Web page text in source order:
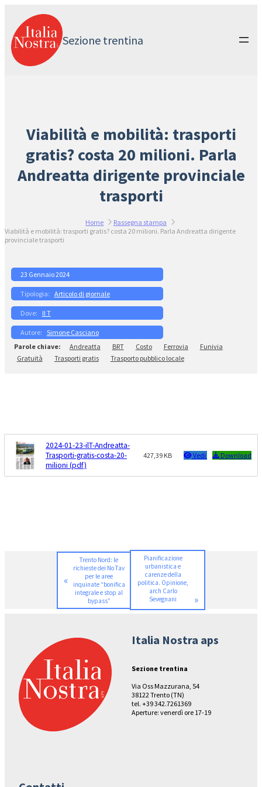
contenuto
Sezione trentina
Viabilità e mobilità: trasporti
gratis? costa 20 milioni. Parla
Andreatta dirigente provinciale
trasporti
Home
Rassegna stampa
Viabilità e mobilità: trasporti gratis? costa 20 milioni. Parla Andreatta dirigente
provinciale trasporti
23 Gennaio 2024
Articolo di giornale
Il T
Simone Casciano
Andreatta
BRT Costo Ferrovia
Funivia
Gratuità
Trasporti gratis Trasporto pubblico locale
2024-01-23-ilT-Andreatta-
Trasporti-gratis-costa-20-
milioni (pdf)
427,39 KB Vedi Download
«
Trento Nord: le
richieste dei No Tav
per le aree
inquinate “bonifica
integrale e stop al
bypass”
Pianificazione
urbanistica e
carenze della
politica. Opinione,
arch Carlo
Sevegnani
»
Italia Nostra aps
Sezione trentina
Via Oss Mazzurana, 54
38122 Trento (TN)
tel. +39 342.7261369
Aperture: venerdì ore 17-19